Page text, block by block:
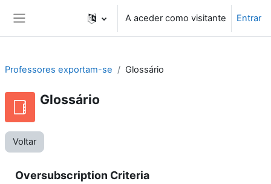
A aceder como visitante Entrar
Professores exportam-se Glossário
Glossário
Voltar
Oversubscription Criteria